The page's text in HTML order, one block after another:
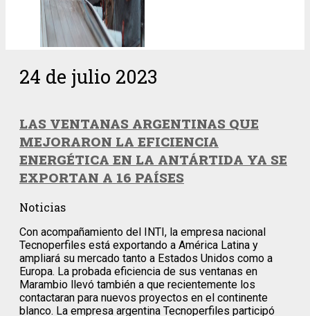
24 de julio 2023
LAS VENTANAS ARGENTINAS QUE
MEJORARON LA EFICIENCIA
ENERGÉTICA EN LA ANTÁRTIDA YA SE
EXPORTAN A 16 PAÍSES
Noticias
Con acompañamiento del INTI, la empresa nacional
Tecnoperfiles está exportando a América Latina y
ampliará su mercado tanto a Estados Unidos como a
Europa. La probada eficiencia de sus ventanas en
Marambio llevó también a que recientemente los
contactaran para nuevos proyectos en el continente
blanco. La empresa argentina Tecnoperfiles participó